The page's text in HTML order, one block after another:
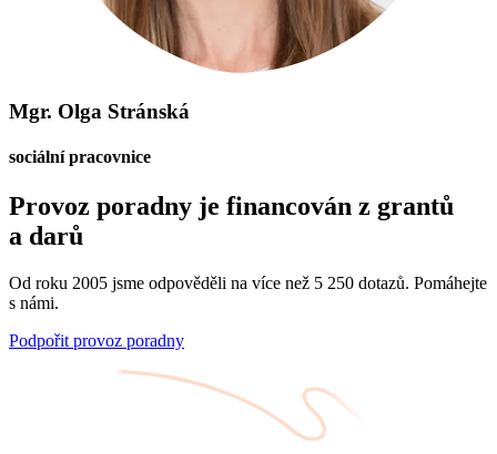
Mgr. Olga Stránská
sociální pracovnice
Provoz poradny je financován z grantů
a darů
Od roku 2005 jsme odpověděli na více než 5 250 dotazů. Pomáhejte
s námi.
Podpořit provoz poradny